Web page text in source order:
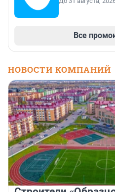
Все
НОВОСТИ КОМПАНИЙ